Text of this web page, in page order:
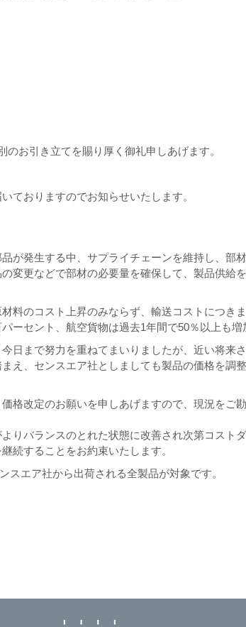
お引き立てを賜り厚く御礼申しあげます。
ておりますのでお知らせいたします。
が発生する中、サプライチェーンを維持し、部材
変更などで部材の必要量を確保して、製品供給
料のコスト上昇のみならず、輸送コストにつき
ーセント、航空貨物は過去1年間で50％以上も増
日まで努力を重ねてまいりましたが、近い将来
え、センスエア社としましても製品の価格を調
格改定のお願いを申しあげますので、現況をご
りバランスのとれた状態に改善され次第コスト
続することをお約束いたします。
スエア社から出荷される全製品が対象です。